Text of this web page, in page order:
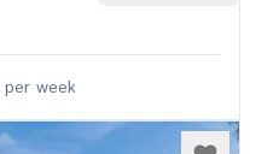
per week